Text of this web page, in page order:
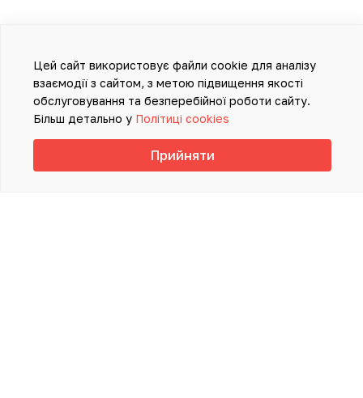
Цей сайт використовує файли cookie для аналізу
взаємодії з сайтом, з метою підвищення якості
обслуговування та безперебійної роботи сайту.
Більш детально у Політиці cookies
Прийняти